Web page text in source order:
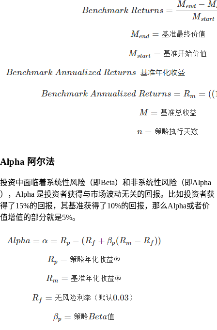
Alpha 阿尔法
投资中面临着系统性风险（即Beta）和非系统性风险（即Alpha
），Alpha 是投资者获得与市场波动无关的回报。比如投资者获
得了15%的回报，其基准获得了10%的回报，那么Alpha或者价
值增值的部分就是5%。